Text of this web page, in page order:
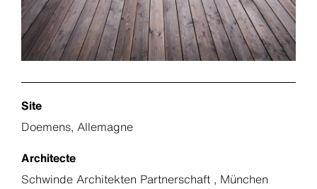
Site
Doemens, Allemagne
Architecte
Schwinde Architekten Partnerschaft , München